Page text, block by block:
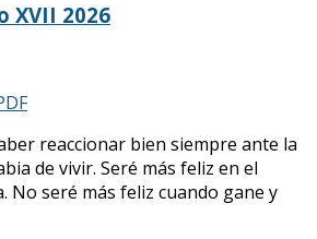
XVII 2026
reaccionar bien siempre ante la
de vivir. Seré más feliz en el
No seré más feliz cuando gane y